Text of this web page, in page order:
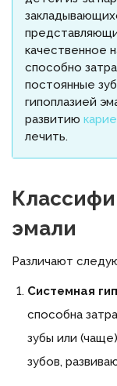
качественное
способно
постоянные
гипоплазией
развитию
лечить.
эмали
Различают
Системная
способна
зубы или
зубов,